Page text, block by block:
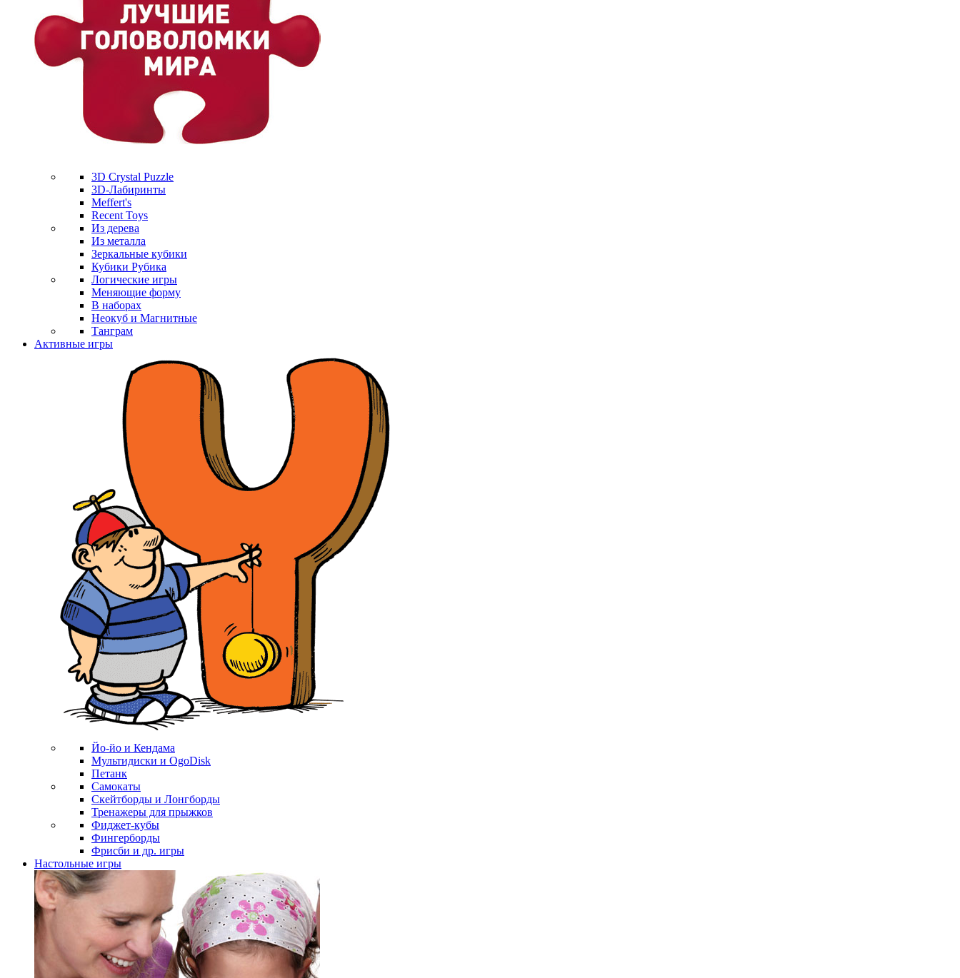
3D Crystal Puzzle
3D-Лабиринты
Meffert's
Recent Toys
Из дерева
Из металла
Зеркальные кубики
Кубики Рубика
Логические игры
Меняющие форму
В наборах
Неокуб и Магнитные
Танграм
Активные игры
Йо-йо и Кендама
Мультидиски и OgoDisk
Петанк
Самокаты
Скейтборды и Лонгборды
Тренажеры для прыжков
Фиджет-кубы
Фингерборды
Фрисби и др. игры
Настольные игры